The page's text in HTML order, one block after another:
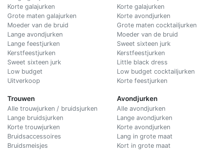
Korte galajurken
Grote maten galajurken
Moeder van de bruid
Lange avondjurken
Lange feestjurken
Kerstfeestjurken
Sweet sixteen jurk
Low budget
Uitverkoop
Trouwen
Alle trouwjurken / bruidsjurken
Lange bruidsjurken
Korte trouwjurken
Bruidsaccessoires
Bruidsmeisjes
Korte galajurken
Korte avondjurken
Grote maten cocktailjurken
Moeder van de bruid
Sweet sixteen jurk
Kerstfeestjurken
Little black dress
Low budget cocktailjurken
Korte feestjurken
Avondjurken
Alle avondjurken
Lange avondjurken
Korte avondjurken
Lang in grote maat
Kort in grote maat